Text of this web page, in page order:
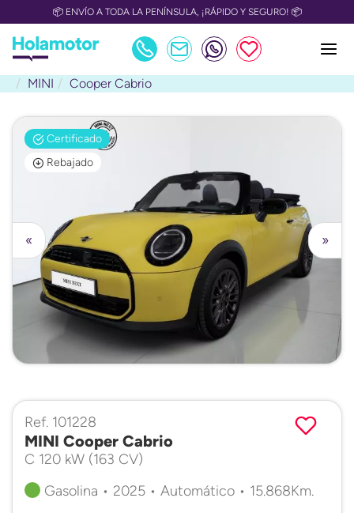
📦 ENVÍO A TODA LA PENÍNSULA, ¡RÁPIDO Y SEGURO! 📦
MINI Cooper Cabrio
Certificado
Rebajado
»
«
Ref. 101228
MINI Cooper Cabrio
C 120 kW (163 CV)
Gasolina • 2025 • Automático • 15.868Km.